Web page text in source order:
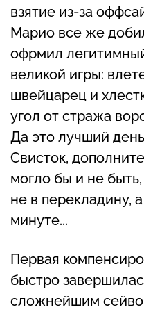
взятие из-за
Марио все же
офрмил
великой игры:
швейцарец и
угол от стража
Да это лучший
Свисток,
могло бы и не
не в перекладину,
минуте...
Первая
быстро
сложнейшим